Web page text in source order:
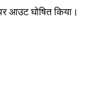
आउट घोषित किया।